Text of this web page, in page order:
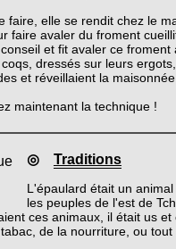
faire, elle se rendit chez le
faire avaler du froment
et fit avaler ce froment
dressés sur leurs
et réveillaient la
maintenant la technique !
◎ Traditions
L'épaulard était un
les peuples de l'est de
ces animaux, il était us
de la nourriture, ou